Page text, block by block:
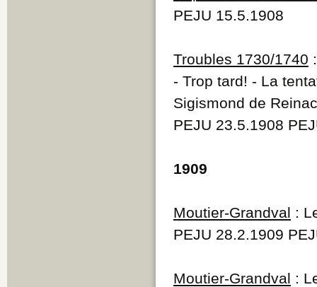
PEJU 15.5.1908
Troubles 1730/1740
- Trop tard! - La
Sigismond de
PEJU 23.5.1908
1909
Moutier-Grandval :
PEJU 28.2.1909
Moutier-Grandval :